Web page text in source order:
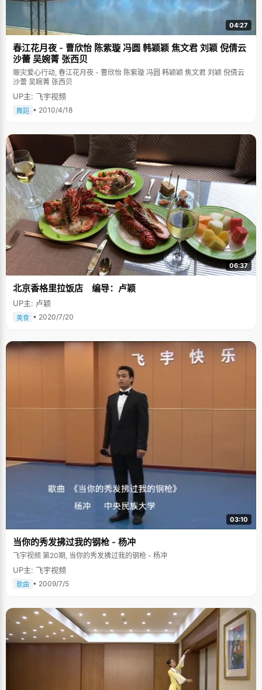
04:27
春江花月夜 - 曹欣怡 陈紫璇 冯圆 韩颖颖 焦文君 刘颖 倪倩云
沙蕾 吴婉菁 张西贝
赈灾爱心行动, 春江花月夜 - 曹欣怡 陈紫璇 冯圆 韩颖颖 焦文君 刘颖 倪倩云
沙蕾 吴婉菁 张西贝
UP主: 飞宇视频
舞蹈 • 2010/4/18
06:37
北京香格里拉饭店 编导：卢颖
UP主: 卢颖
美食 • 2020/7/20
03:10
当你的秀发拂过我的钢枪 - 杨冲
飞宇视频 第20期, 当你的秀发拂过我的钢枪 - 杨冲
UP主: 飞宇视频
歌曲 • 2009/7/5